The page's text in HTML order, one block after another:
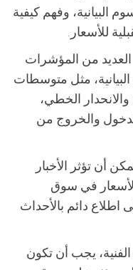
البيانية، وفهم كيفية
للأسعار.
العديد من المؤشرات
مثل متوسطات
الخطي،
والخروج من
أن تؤثر الأخبار
في سوق
دائم بالأحداث
الفنية، يجب أن تكون